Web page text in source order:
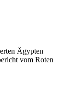
Ägypten
vom Roten